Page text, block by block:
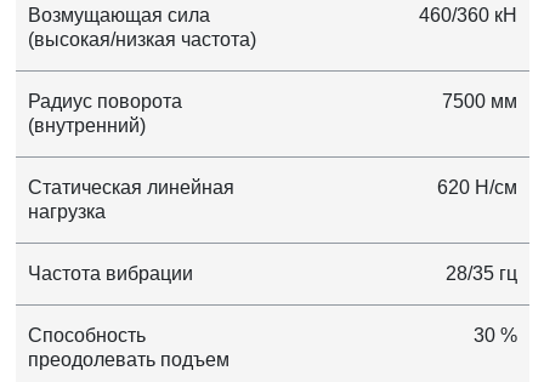
Возмущающая сила
(высокая/низкая частота)
460/360 кН
Радиус поворота
(внутренний)
7500 мм
Статическая линейная
нагрузка
620 Н/см
Частота вибрации 28/35 гц
Способность
преодолевать подъем
30 %